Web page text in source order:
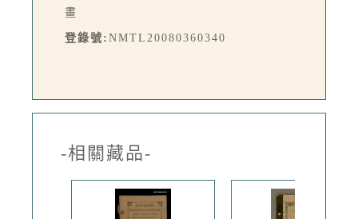
畫
登錄號: NMTL20080360340
-相關藏品-